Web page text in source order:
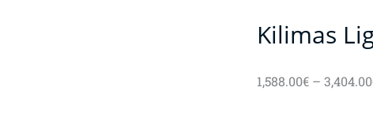
Kilimas
1,588.00€ – 3,404.00